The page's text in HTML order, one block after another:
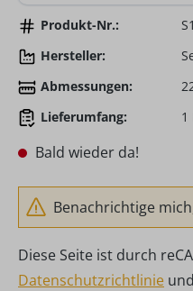
Produkt-Nr.:
Hersteller:
Abmessungen:
Lieferumfang:
1
Bald wieder da!
Benachrichtige
Diese Seite ist durch
Datenschutzrichtlinie und